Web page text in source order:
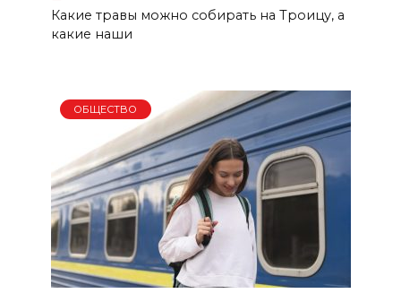
Какие травы можно собирать на Троицу, а
какие наши
ОБЩЕСТВО